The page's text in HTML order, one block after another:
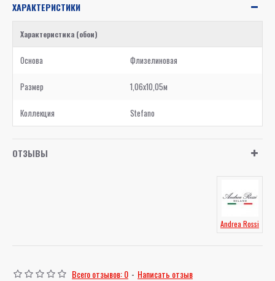
ХАРАКТЕРИСТИКИ
Характеристика (обои)
Основа Флизелиновая
Размер 1,06x10,05м
Коллекция Stefano
ОТЗЫВЫ
Andrea Rossi
Всего отзывов: 0 - Написать отзыв